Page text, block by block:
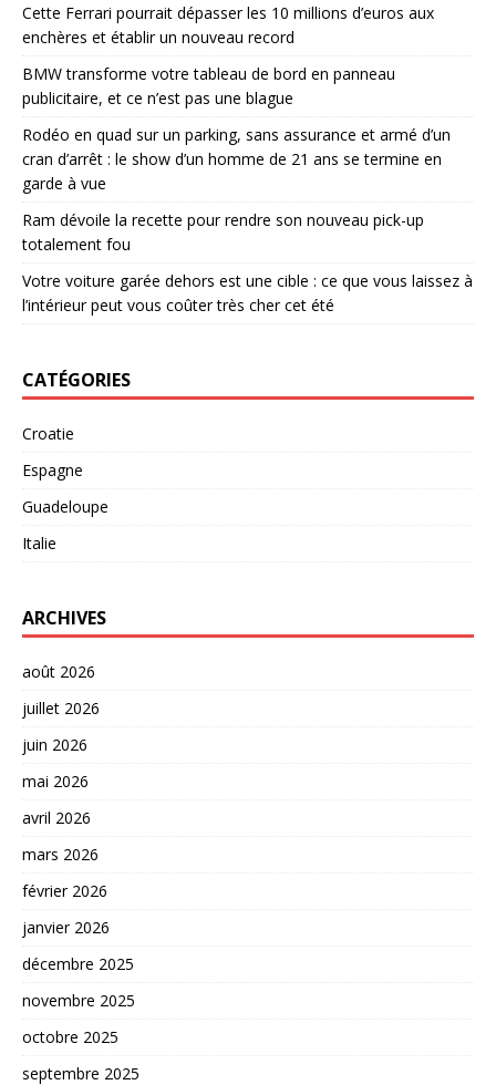
Cette Ferrari pourrait dépasser les 10 millions d’euros aux
enchères et établir un nouveau record
BMW transforme votre tableau de bord en panneau
publicitaire, et ce n’est pas une blague
Rodéo en quad sur un parking, sans assurance et armé d’un
cran d’arrêt : le show d’un homme de 21 ans se termine en
garde à vue
Ram dévoile la recette pour rendre son nouveau pick-up
totalement fou
Votre voiture garée dehors est une cible : ce que vous laissez à
l’intérieur peut vous coûter très cher cet été
CATÉGORIES
Croatie
Espagne
Guadeloupe
Italie
ARCHIVES
août 2026
juillet 2026
juin 2026
mai 2026
avril 2026
mars 2026
février 2026
janvier 2026
décembre 2025
novembre 2025
octobre 2025
septembre 2025